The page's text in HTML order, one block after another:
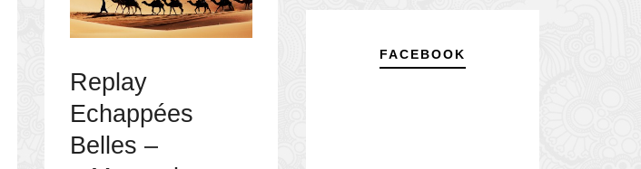
Replay
Echappées
Belles –
FACEBOOK